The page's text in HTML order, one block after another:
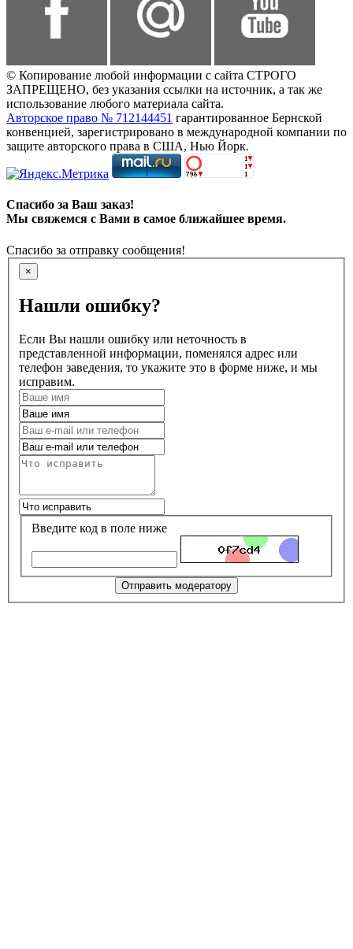
© Копирование любой информации с сайта СТРОГО
ЗАПРЕЩЕНО, без указания ссылки на источник, а так же
использование любого материала сайта.
Авторское право № 712144451 гарантированное Бернской
конвенцией, зарегистрировано в международной компании по
защите авторского права в США, Нью Йорк.
Спасибо за Ваш заказ!
Мы свяжемся с Вами в самое ближайшее время.
Спасибо за отправку сообщения!
×
Нашли ошибку?
Если Вы нашли ошибку или неточность в
представленной информации, поменялся адрес или
телефон заведения, то укажите это в форме ниже, и мы
исправим.
Введите код в поле ниже
Отправить модератору